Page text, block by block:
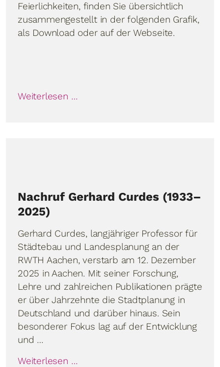
Feierlichkeiten, finden Sie übersichtlich
zusammengestellt in der folgenden Grafik,
als Download oder auf der Webseite.
Weiterlesen …
Nachruf Gerhard Curdes (1933–
2025)
Gerhard Curdes, langjähriger Professor für
Städtebau und Landesplanung an der
RWTH Aachen, verstarb am 12. Dezember
2025 in Aachen. Mit seiner Forschung,
Lehre und zahlreichen Publikationen prägte
er über Jahrzehnte die Stadtplanung in
Deutschland und darüber hinaus. Sein
besonderer Fokus lag auf der Entwicklung
und …
Weiterlesen …